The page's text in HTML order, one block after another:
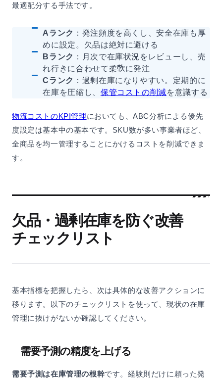
最適配分する手法です。
Aランク ：発注頻度を高くし、安全在庫も厚
めに設定。欠品は絶対に避ける
Bランク ：月次で在庫状況をレビューし、売
れ行きに合わせて柔軟に発注
Cランク ：過剰在庫になりやすい。定期的に
在庫を圧縮し、 保管コストの削減を意識する
物流コストのKPI管理においても、ABC分析による優先
度設定は基本中の基本です。SKU数が多い事業者ほど、
全商品を均一管理することにかけるコストを削減できま
す。
欠品・過剰在庫を防ぐ改善
チェックリスト
基本指標を把握したら、次は具体的な改善アクションに
移ります。以下のチェックリストを使って、現状の在庫
管理に抜けがないか確認してください。
需要予測の精度を上げる
需要予測は在庫管理の根幹です。経験則だけに頼った発